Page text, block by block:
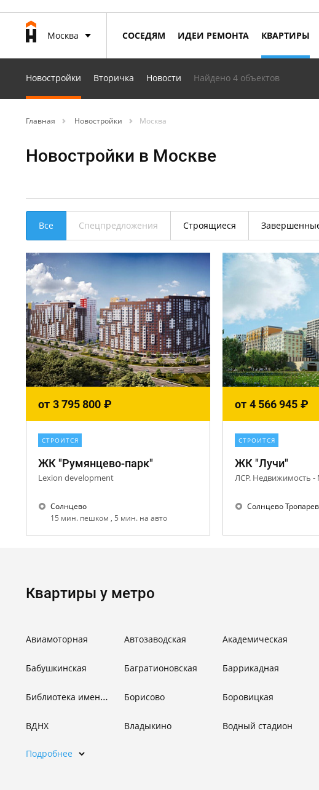
Москва СОСЕДЯМ ИДЕИ РЕМОНТА КВАРТИРЫ
Новостройки Вторичка Новости Найдено 4 объектов
Главная Новостройки Москва
Новостройки в Москве
Все Спецпредложения Строящиеся
от 3 795 800 ₽
СТРОИТСЯ
ЖК "Румянцево-парк"
Lexion development
Солнцево
15 мин. пешком , 5 мин. на авто
от 4 566 945 ₽
СТРОИТСЯ
ЖК "Лучи"
ЛСР. Недвижимость -
Солнцево
Квартиры у метро
Авиамоторная Автозаводская Академическая
Бабушкинская Багратионовская Баррикадная
Библиотека имени Ленина Борисово Боровицкая
ВДНХ Владыкино Водный стадион
Подробнее